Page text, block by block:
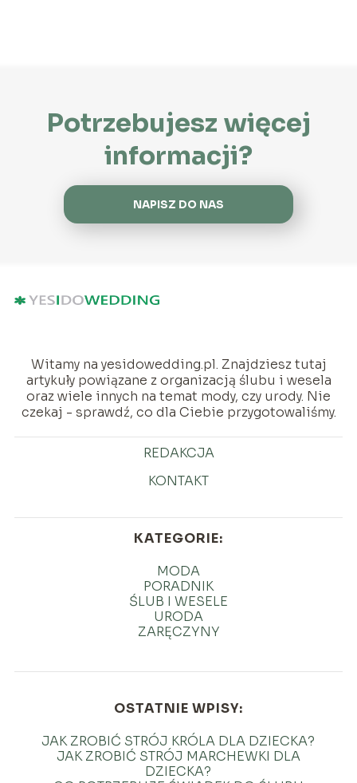
Potrzebujesz więcej
informacji?
NAPISZ DO NAS
Witamy na yesidowedding.pl. Znajdziesz tutaj
artykuły powiązane z organizacją ślubu i wesela
oraz wiele innych na temat mody, czy urody. Nie
czekaj - sprawdź, co dla Ciebie przygotowaliśmy.
REDAKCJA
KONTAKT
KATEGORIE:
MODA
PORADNIK
ŚLUB I WESELE
URODA
ZARĘCZYNY
OSTATNIE WPISY:
JAK ZROBIĆ STRÓJ KRÓLA DLA DZIECKA?
JAK ZROBIĆ STRÓJ MARCHEWKI DLA
DZIECKA?